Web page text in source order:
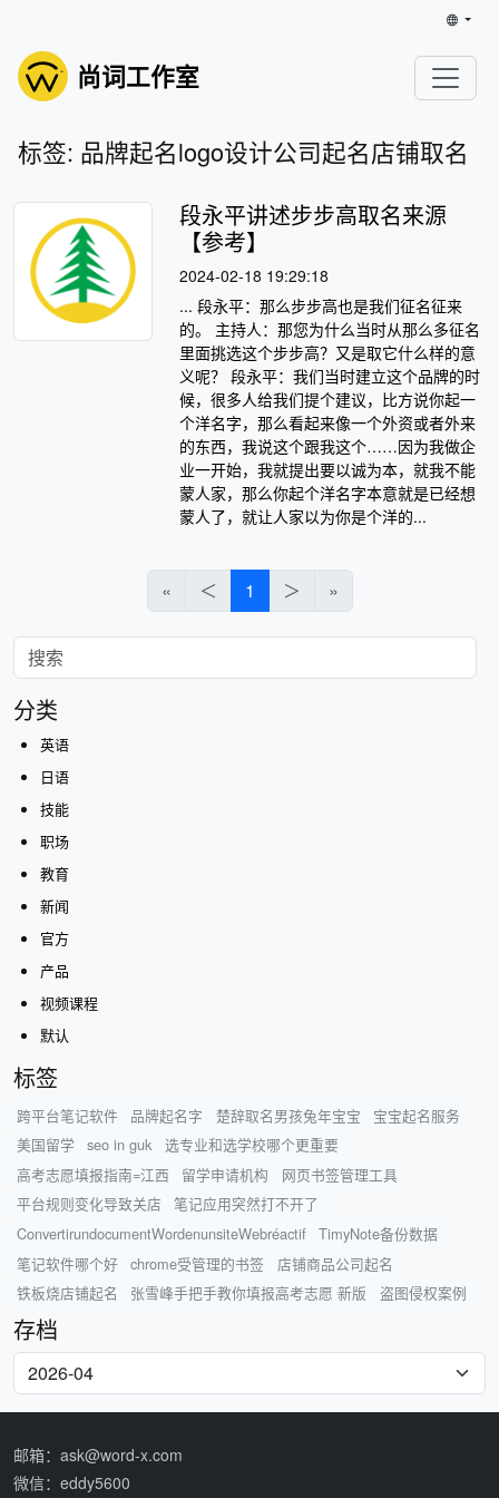
尚词工作室
标签: 品牌起名logo设计公司起名店铺取名
段永平讲述步步高取名来源
【参考】
2024-02-18 19:29:18
... 段永平：那么步步高也是我们征名征来
的。 主持人：那您为什么当时从那么多征名
里面挑选这个步步高？又是取它什么样的意
义呢？ 段永平：我们当时建立这个品牌的时
候，很多人给我们提个建议，比方说你起一
个洋名字，那么看起来像一个外资或者外来
的东西，我说这个跟我这个……因为我做企
业一开始，我就提出要以诚为本，就我不能
蒙人家，那么你起个洋名字本意就是已经想
蒙人了，就让人家以为你是个洋的...
« ＜ 1 ＞ »
分类
英语
日语
技能
职场
教育
新闻
官方
产品
视频课程
默认
标签
跨平台笔记软件 品牌起名字 楚辞取名男孩兔年宝宝
宝宝起名服务
美国留学
seo in guk
选专业和选学校哪个更重要
高考志愿填报指南=江西
留学申请机构
网页书签管理工具
平台规则变化导致关店
笔记应用突然打不开了
ConvertirundocumentWordenunsiteWebréactif
TimyNote备份数据
笔记软件哪个好
chrome受管理的书签
店铺商品公司起名
铁板烧店铺起名
张雪峰手把手教你填报高考志愿 新版 盗图侵权案例
存档
邮箱：ask@word-x.com
微信：eddy5600